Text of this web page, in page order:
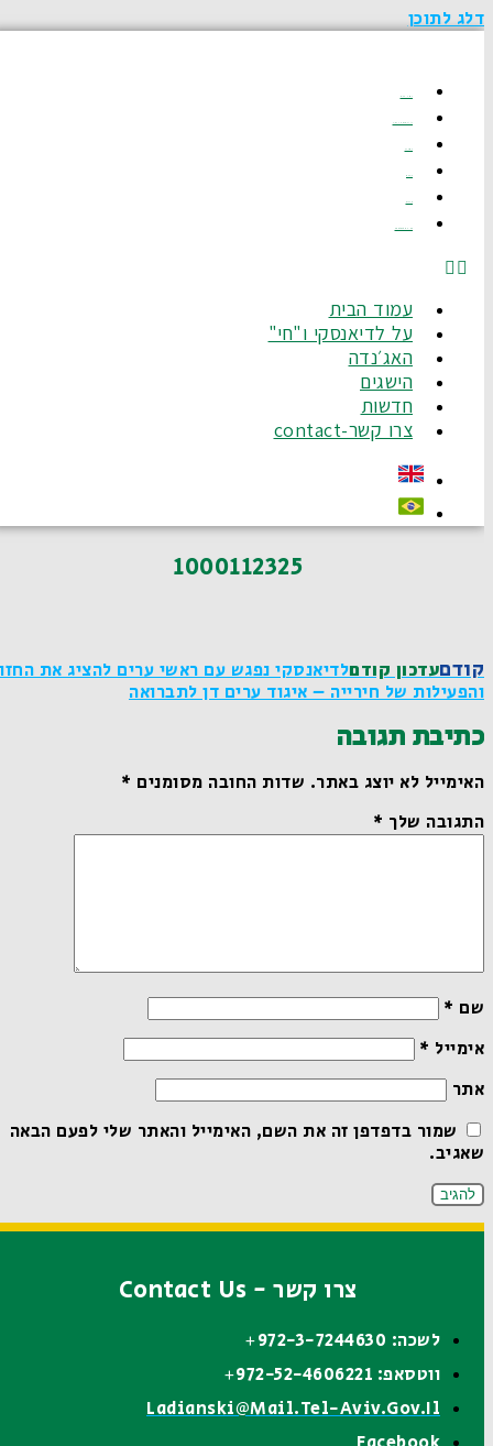
דלג לתוכן
עמוד הבית
על לדיאנסקי ו"חי"
האג׳נדה
הישגים
חדשות
צרו קשר-contact
1000112325
קודםעדכון קודםלדיאנסקי נפגש עם ראשי ערים להציג את החזון
והפעילות של חירייה – איגוד ערים דן לתברואה
כתיבת תגובה
האימייל לא יוצג באתר.שדות החובה מסומנים*
התגובה שלך*
שם*
אימייל*
אתר
שמור בדפדפן זה את השם, האימייל והאתר שלי לפעם הבאה
שאגיב.
צרו קשר - Contact Us
לשכה: 972-3-7244630+
ווטסאפ: 972-52-4606221+
Ladianski@mail.tel-Aviv.gov.il